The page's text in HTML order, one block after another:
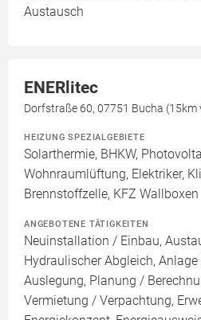
Austausch
ENERlitec
Dorfstraße 60, 07751 Bucha
HEIZUNG SPEZIALGEBIETE
Solarthermie, BHKW,
Wohnraumlüftung, Elektriker,
Brennstoffzelle, KFZ Wallboxen
ANGEBOTENE TÄTIGKEITEN
Neuinstallation / Einbau,
Hydraulischer Abgleich,
Auslegung, Planung /
Vermietung / Verpachtung,